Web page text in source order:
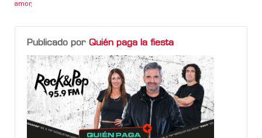
amor,
Publicado por Quién paga la fiesta